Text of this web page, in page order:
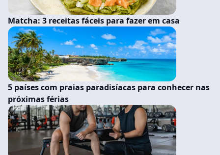
Matcha: 3 receitas fáceis para fazer em casa
5 países com praias paradisíacas para conhecer nas
próximas férias